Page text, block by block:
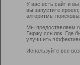
У вас есть сайт и
вы запустите
алгоритмы
Мы предоставляем
Биржу ссылок. Где
улучшить
Используйте все